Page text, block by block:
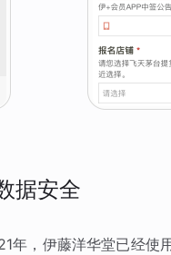
据安全
年，伊藤洋华堂已经使